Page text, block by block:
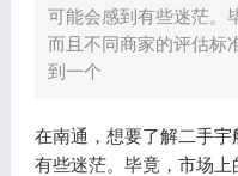
可能会感到有些迷茫。
而且不同商家的评估标
到一个
在南通，想要了解二手宇
有些迷茫。毕竟，市场